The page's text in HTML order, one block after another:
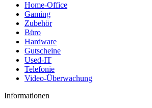
Home-Office
Gaming
Zubehör
Büro
Hardware
Gutscheine
Used-IT
Telefonie
Video-Überwachung
Informationen